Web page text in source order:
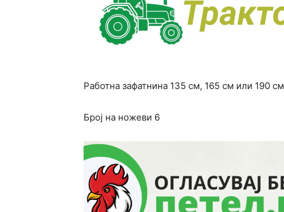
Работна зафатнина 135 см, 165 см или 190 см
Број на ножеви 6